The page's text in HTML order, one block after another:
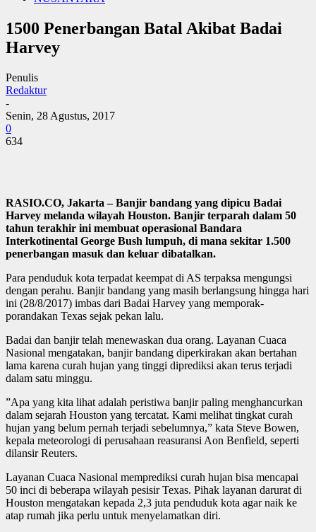
1500 Penerbangan Batal Akibat Badai
Harvey
Penulis
Redaktur
-
Senin, 28 Agustus, 2017
0
634
RASIO.CO, Jakarta – Banjir bandang yang dipicu Badai
Harvey melanda wilayah Houston. Banjir terparah dalam 50
tahun terakhir ini membuat operasional Bandara
Interkotinental George Bush lumpuh, di mana sekitar 1.500
penerbangan masuk dan keluar dibatalkan.
Para penduduk kota terpadat keempat di AS terpaksa mengungsi
dengan perahu. Banjir bandang yang masih berlangsung hingga hari
ini (28/8/2017) imbas dari Badai Harvey yang memporak-
porandakan Texas sejak pekan lalu.
Badai dan banjir telah menewaskan dua orang. Layanan Cuaca
Nasional mengatakan, banjir bandang diperkirakan akan bertahan
lama karena curah hujan yang tinggi diprediksi akan terus terjadi
dalam satu minggu.
”Apa yang kita lihat adalah peristiwa banjir paling menghancurkan
dalam sejarah Houston yang tercatat. Kami melihat tingkat curah
hujan yang belum pernah terjadi sebelumnya,” kata Steve Bowen,
kepala meteorologi di perusahaan reasuransi Aon Benfield, seperti
dilansir Reuters.
Layanan Cuaca Nasional memprediksi curah hujan bisa mencapai
50 inci di beberapa wilayah pesisir Texas. Pihak layanan darurat di
Houston mengatakan kepada 2,3 juta penduduk kota agar naik ke
atap rumah jika perlu untuk menyelamatkan diri.